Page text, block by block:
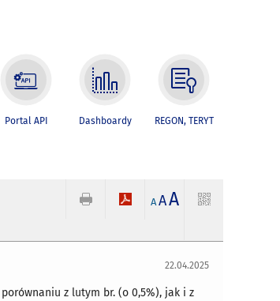
Portal API Dashboardy REGON, TERYT
A AA
22.04.2025
z lutym br. (o 0,5%), jak i z